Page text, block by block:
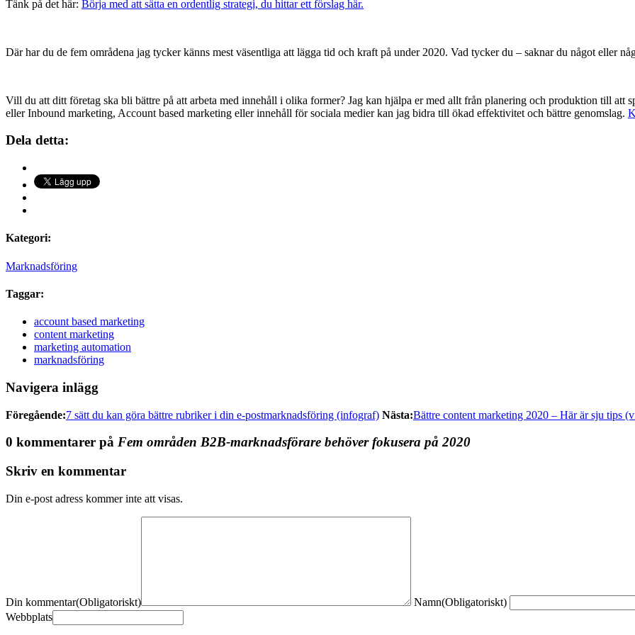
Tänk på det här: Börja med att sätta en ordentlig strategi, du hittar ett förslag här.
Där har du de fem områdena jag tycker känns mest väsentliga att lägga tid och kraft på under 2020. Vad tycker du – saknar du något eller
Vill du att ditt företag ska bli bättre på att arbeta med innehåll i olika former? Jag kan hjälpa er med allt från planering och produktion till att
eller Inbound marketing, Account based marketing eller innehåll för sociala medier kan jag bidra till ökad effektivitet och bättre genomslag.
Dela detta:
Kategori:
Marknadsföring
Taggar:
account based marketing
content marketing
marketing automation
marknadsföring
Navigera inlägg
Föregående:7 sätt du kan göra bättre rubriker i din e-postmarknadsföring (infograf) Nästa:Bättre content marketing 2020 – Här är sju tips
0 kommentarer på Fem områden B2B-marknadsförare behöver fokusera på 2020
Skriv en kommentar
Din e-post adress kommer inte att visas.
Din kommentar(Obligatoriskt) Namn(Obligatoriskt)
Webbplats